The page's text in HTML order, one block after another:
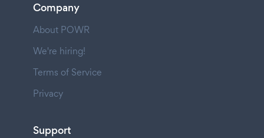
Company
About POWR
We're hiring!
Terms of Service
Privacy
Support